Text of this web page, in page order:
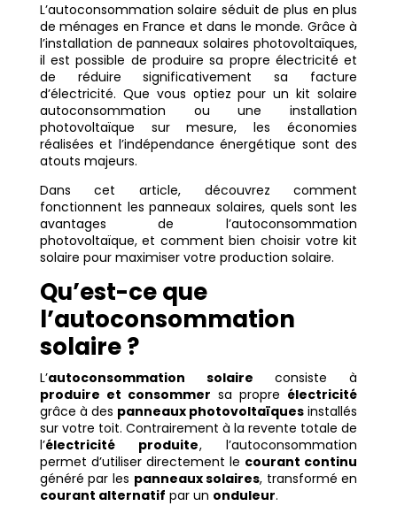
L’autoconsommation solaire séduit de plus en plus
de ménages en France et dans le monde. Grâce à
l’installation de panneaux solaires photovoltaïques,
il est possible de produire sa propre électricité et
de réduire significativement sa facture
d’électricité. Que vous optiez pour un kit solaire
autoconsommation ou une installation
photovoltaïque sur mesure, les économies
réalisées et l’indépendance énergétique sont des
atouts majeurs.
Dans cet article, découvrez comment
fonctionnent les panneaux solaires, quels sont les
avantages de l’autoconsommation
photovoltaïque, et comment bien choisir votre kit
solaire pour maximiser votre production solaire.
Qu’est-ce que
l’autoconsommation
solaire ?
L’autoconsommation solaire consiste à
produire et consommer sa propre électricité
grâce à des panneaux photovoltaïques installés
sur votre toit. Contrairement à la revente totale de
l’électricité produite, l’autoconsommation
permet d’utiliser directement le courant continu
généré par les panneaux solaires, transformé en
courant alternatif par un onduleur.